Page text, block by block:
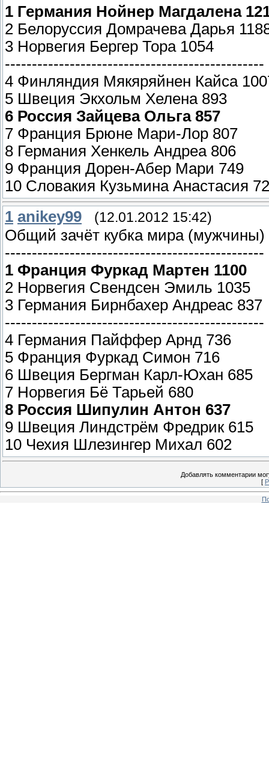
1 Германия Нойнер Магдалена
2 Белоруссия Домрачева Дарья
3 Норвегия Бергер Тора 1054
------------------------------------------------
4 Финляндия Мякяряйнен Кайса
5 Швеция Экхольм Хелена 893
6 Россия Зайцева Ольга 857
7 Франция Брюне Мари-Лор 807
8 Германия Хенкель Андреа 806
9 Франция Дорен-Абер Мари 749
10 Словакия Кузьмина Анастасия
1 anikey99 (12.01.2012 15:42)
Общий зачёт кубка мира (мужчины)
------------------------------------------------
1 Франция Фуркад Мартен 1100
2 Норвегия Свендсен Эмиль 1035
3 Германия Бирнбахер Андреас 837
------------------------------------------------
4 Германия Пайффер Арнд 736
5 Франция Фуркад Симон 716
6 Швеция Бергман Карл-Юхан 685
7 Норвегия Бё Тарьей 680
8 Россия Шипулин Антон 637
9 Швеция Линдстрём Фредрик 615
10 Чехия Шлезингер Михал 602
Добавлять комментарии
[